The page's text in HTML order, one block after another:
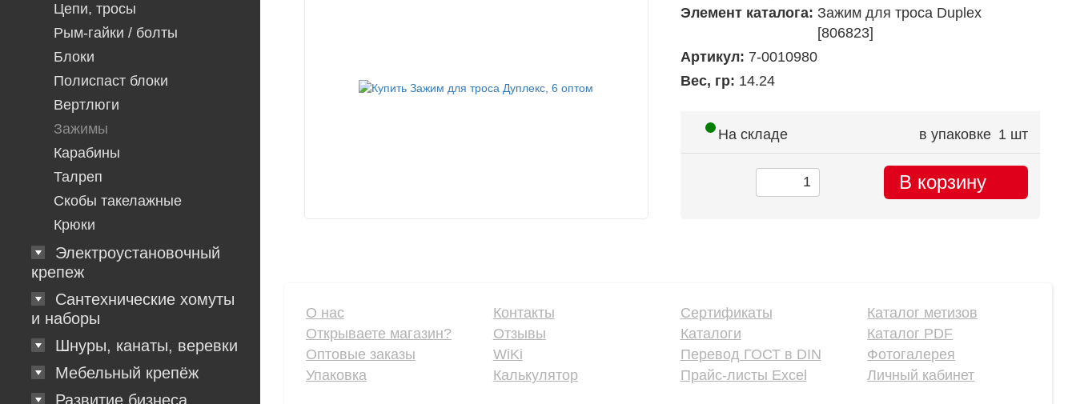
Цепи, тросы
Рым-гайки / болты
Блоки
Полиспаст блоки
Вертлюги
Зажимы
Карабины
Талреп
Скобы такелажные
Крюки
Электроустановочный
крепеж
Сантехнические хомуты
и наборы
Шнуры, канаты, веревки
Мебельный крепёж
Развитие бизнеса
Элемент каталога: Зажим для троса Duplex
[806823]
Артикул: 7-0010980
Вес, гр: 14.24
На складе в упаковке 1 шт
В корзину
О нас
Открываете магазин?
Оптовые заказы
Упаковка
Контакты
Отзывы
WiKi
Калькулятор
Сертификаты
Каталоги
Перевод ГОСТ в DIN
Прайс-листы Excel
Каталог метизов
Каталог PDF
Фотогалерея
Личный кабинет